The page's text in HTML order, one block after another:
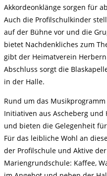
Akkordeonklänge sorgen für
Auch die Profilschulkinder
auf der Bühne vor und die
bietet Nachdenkliches zum
gibt der Heimatverein
Abschluss sorgt die
in der Halle.
Rund um das
Initiativen aus Ascheberg
und bieten die Gelegenheit
Für das leibliche Wohl an
der Profilschule und Aktive
Mariengrundschule: Kaffee,